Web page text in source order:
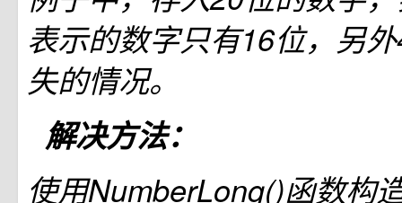
表示的数字只有16位，另
失的情况。
解决方法：
使用NumberLong()函数构